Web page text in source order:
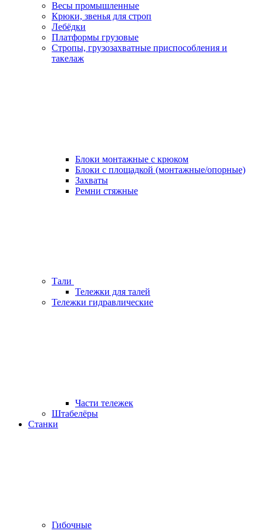
Весы промышленные
Крюки, звенья для строп
Лебёдки
Платформы грузовые
Стропы, грузозахватные приспособления и
такелаж
Блоки монтажные с крюком
Блоки с площадкой (монтажные/опорные)
Захваты
Ремни стяжные
Тали
Тележки для талей
Тележки гидравлические
Части тележек
Штабелёры
Станки
Гибочные